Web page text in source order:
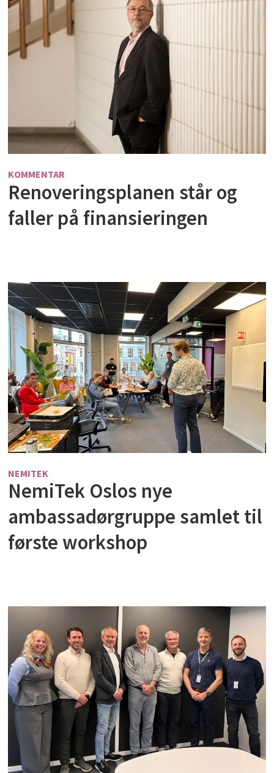
KOMMENTAR
Renoveringsplanen står og
faller på finansieringen
NEMITEK
NemiTek Oslos nye
ambassadørgruppe samlet til
første workshop